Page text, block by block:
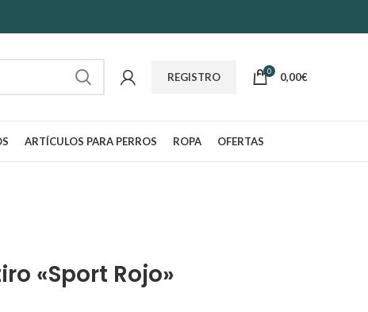
REGISTRO 0 0,00€
ARTÍCULOS PARA PERROS ROPA OFERTAS
«Sport Rojo»